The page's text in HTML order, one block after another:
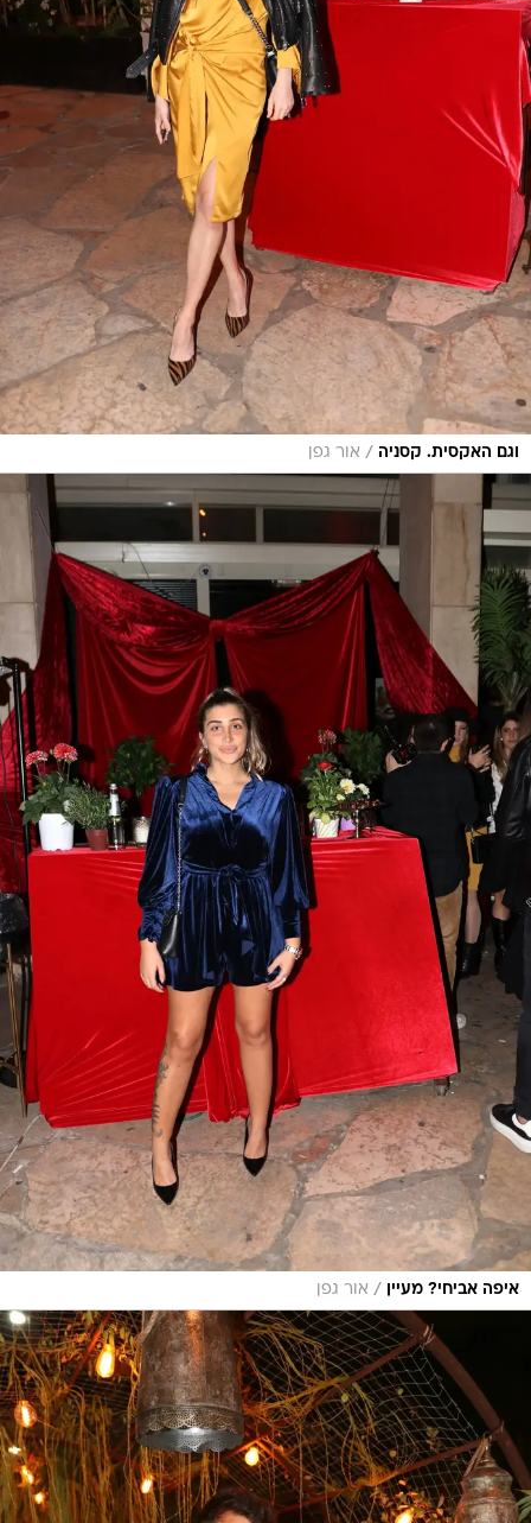
וגם האקסית. קסניה / אור גפן
איפה אביחי? מעיין / אור גפן